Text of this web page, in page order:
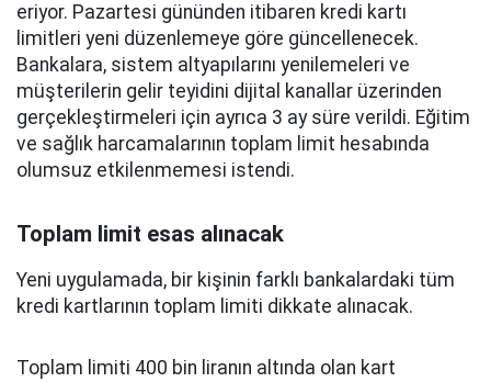
eriyor. Pazartesi gününden itibaren kredi kartı
limitleri yeni düzenlemeye göre güncellenecek.
Bankalara, sistem altyapılarını yenilemeleri ve
müşterilerin gelir teyidini dijital kanallar üzerinden
gerçekleştirmeleri için ayrıca 3 ay süre verildi. Eğitim
ve sağlık harcamalarının toplam limit hesabında
olumsuz etkilenmemesi istendi.
Toplam limit esas alınacak
Yeni uygulamada, bir kişinin farklı bankalardaki tüm
kredi kartlarının toplam limiti dikkate alınacak.
Toplam limiti 400 bin liranın altında olan kart